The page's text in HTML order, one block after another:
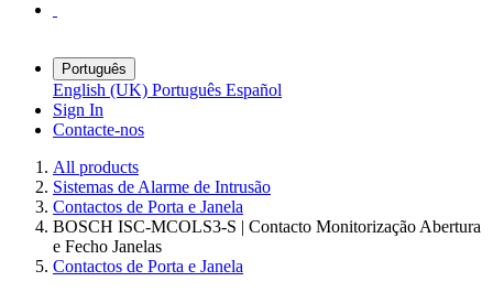
Português
English (UK) Português Español
Sign In
Contacte-nos
All products
Sistemas de Alarme de Intrusão
Contactos de Porta e Janela
BOSCH ISC-MCOLS3-S | Contacto Monitorização Abertura
e Fecho Janelas
Contactos de Porta e Janela